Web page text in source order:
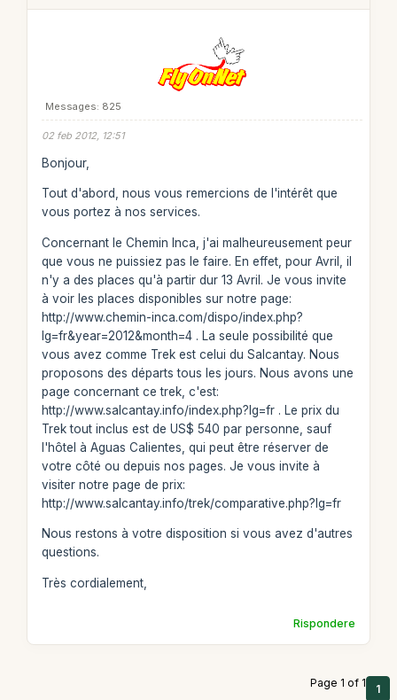
Messages: 825
02 feb 2012, 12:51
Bonjour,
Tout d'abord, nous vous remercions de l'intérêt que
vous portez à nos services.
Concernant le Chemin Inca, j'ai malheureusement peur
que vous ne puissiez pas le faire. En effet, pour Avril, il
n'y a des places qu'à partir dur 13 Avril. Je vous invite
à voir les places disponibles sur notre page:
http://www.chemin-inca.com/dispo/index.php?
lg=fr&year=2012&month=4 . La seule possibilité que
vous avez comme Trek est celui du Salcantay. Nous
proposons des départs tous les jours. Nous avons une
page concernant ce trek, c'est:
http://www.salcantay.info/index.php?lg=fr . Le prix du
Trek tout inclus est de US$ 540 par personne, sauf
l'hôtel à Aguas Calientes, qui peut être réserver de
votre côté ou depuis nos pages. Je vous invite à
visiter notre page de prix:
http://www.salcantay.info/trek/comparative.php?lg=fr
Nous restons à votre disposition si vous avez d'autres
questions.
Très cordialement,
Rispondere
Page 1 of 1 1